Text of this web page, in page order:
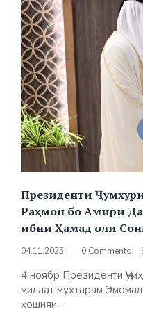
Президенти
Раҳмон бо Амири
ибни Ҳамад оли
04.11.2025 0 Comments
4 ноябр Президенти
миллат муҳтарам
ҳошияи...